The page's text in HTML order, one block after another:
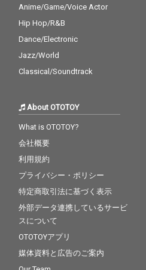
Anime/Game/Voice Actor
Hip Hop/R&B
Dance/Electronic
Jazz/World
Classical/Soundtrack
About OTOTOY
What is OTOTOY?
会社概要
利用規約
プライバシー・ポリシー
特定商取引法に基づく表示
外部データ連携しているサービ
スについて
OTOTOYアプリ
媒体資料と広告のご案内